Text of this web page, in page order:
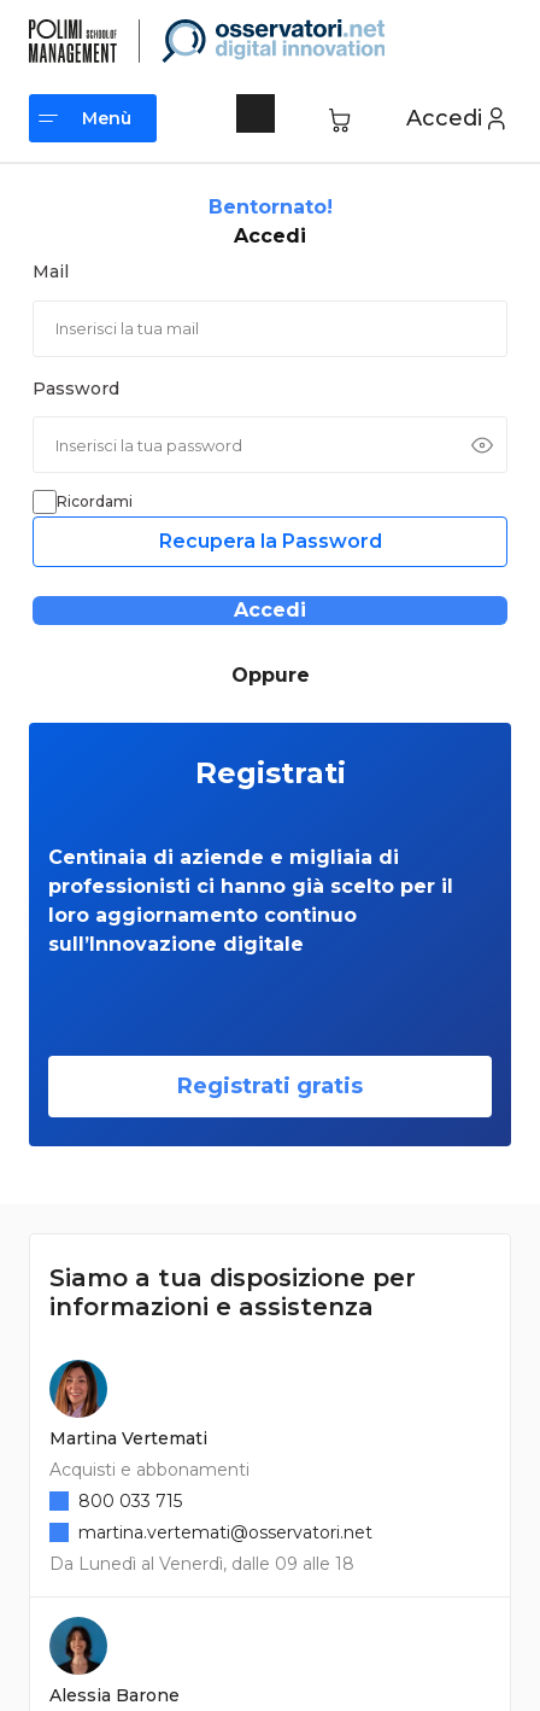
contenuto
Accedi
Menù
Bentornato!
Accedi
Mail
Password
Ricordami
Recupera la Password
Accedi
Oppure
Registrati
Centinaia di aziende e migliaia di
professionisti ci hanno già scelto per il
loro aggiornamento continuo
sull’Innovazione digitale
Registrati gratis
Siamo a tua disposizione per
informazioni e assistenza
Martina Vertemati
Acquisti e abbonamenti
Da Lunedì al Venerdì, dalle 09 alle 18
800 033 715
martina.vertemati@osservatori.net
Alessia Barone